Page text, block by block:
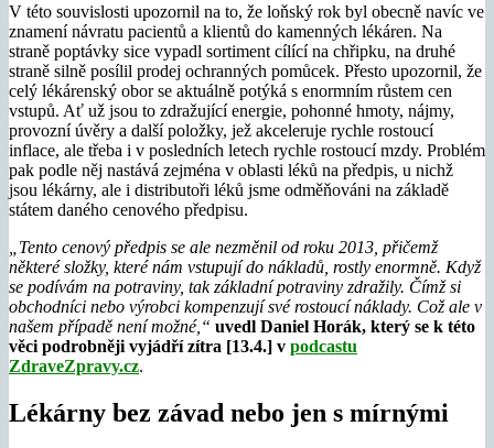
V této souvislosti upozornil na to, že loňský rok byl obecně navíc ve
znamení návratu pacientů a klientů do kamenných lékáren. Na
straně poptávky sice vypadl sortiment cílící na chřipku, na druhé
straně silně posílil prodej ochranných pomůcek. Přesto upozornil, že
celý lékárenský obor se aktuálně potýká s enormním růstem cen
vstupů. Ať už jsou to zdražující energie, pohonné hmoty, nájmy,
provozní úvěry a další položky, jež akceleruje rychle rostoucí
inflace, ale třeba i v posledních letech rychle rostoucí mzdy. Problém
pak podle něj nastává zejména v oblasti léků na předpis, u nichž
jsou lékárny, ale i distributoři léků jsme odměňováni na základě
státem daného cenového předpisu.
„Tento cenový předpis se ale nezměnil od roku 2013, přičemž
některé složky, které nám vstupují do nákladů, rostly enormně. Když
se podívám na potraviny, tak základní potraviny zdražily. Čímž si
obchodníci nebo výrobci kompenzují své rostoucí náklady. Což ale v
našem případě není možné,“ uvedl Daniel Horák, který se k této
věci podrobněji vyjádří zítra [13.4.] v podcastu
ZdraveZpravy.cz.
Lékárny bez závad nebo jen s mírnými